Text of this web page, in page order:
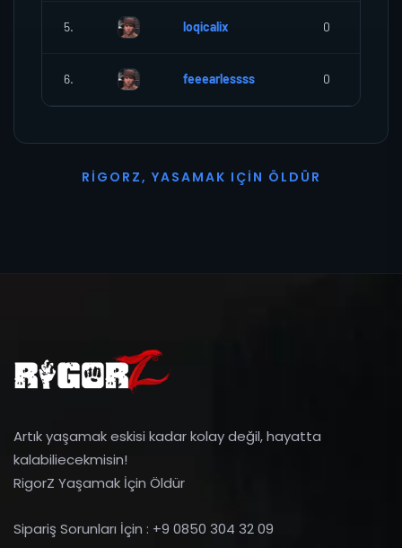
5. loqicalix 0
6. feeearlessss 0
R I G O R Z, YASAMAK I ÇI N Ö L D Ü R
Artık yaşamak eskisi kadar kolay değil, hayatta
kalabiliecekmisin!
RigorZ Yaşamak İçin Öldür
Sipariş Sorunları İçin : +9 0850 304 32 09